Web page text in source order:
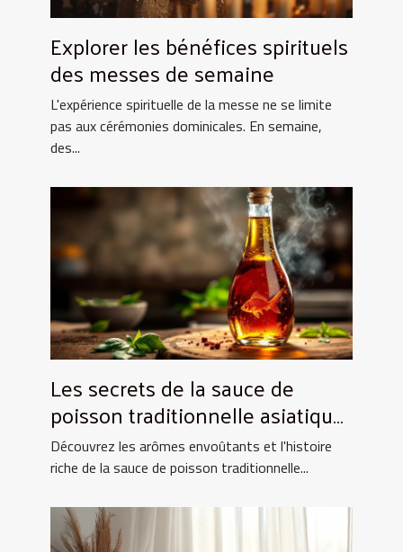
Explorer les bénéfices spirituels
des messes de semaine
L'expérience spirituelle de la messe ne se limite
pas aux cérémonies dominicales. En semaine,
des...
Les secrets de la sauce de
poisson traditionnelle asiatique
et ses utilisations culinaires
Découvrez les arômes envoûtants et l'histoire
riche de la sauce de poisson traditionnelle...